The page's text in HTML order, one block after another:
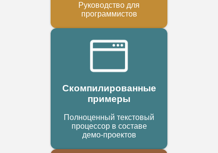
Руководство для
программистов
Скомпилированные
примеры
Полноценный текстовый
процессор в составе
демо-проектов